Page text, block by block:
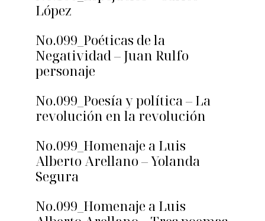
López
No.099_Poéticas de la
Negatividad – Juan Rulfo
personaje
No.099_Poesía y política – La
revolución en la revolución
No.099_Homenaje a Luis
Alberto Arellano – Yolanda
Segura
No.099_Homenaje a Luis